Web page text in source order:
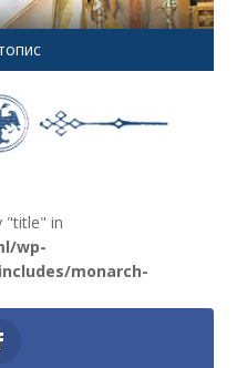
"title" in
wp-
monarch-